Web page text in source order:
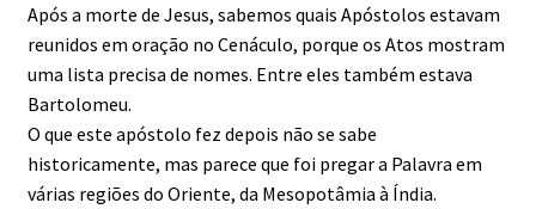
Após a morte de Jesus, sabemos quais Apóstolos estavam
reunidos em oração no Cenáculo, porque os Atos mostram
uma lista precisa de nomes. Entre eles também estava
Bartolomeu.
O que este apóstolo fez depois não se sabe
historicamente, mas parece que foi pregar a Palavra em
várias regiões do Oriente, da Mesopotâmia à Índia.